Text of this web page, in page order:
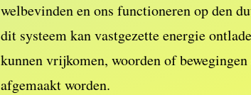
welbevinden en ons functioneren op den
dit systeem kan vastgezette energie
kunnen vrijkomen, woorden of
afgemaakt worden.